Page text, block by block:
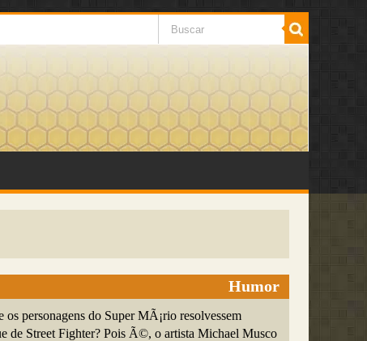
Humor
os personagens do Super MÃ¡rio resolvessem
de Street Fighter? Pois Ã©, o artista Michael Musco